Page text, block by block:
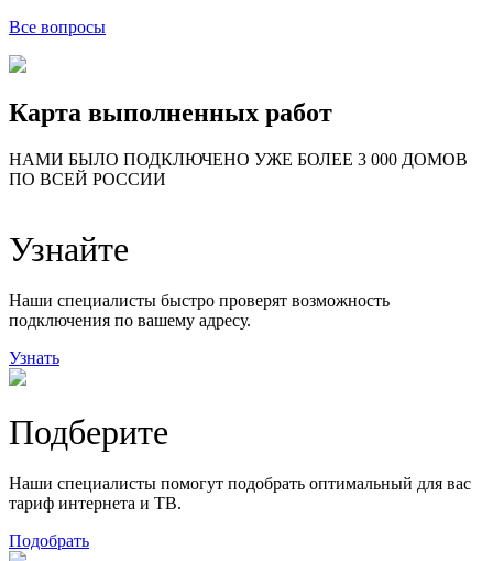
Все вопросы
Карта выполненных работ
НАМИ БЫЛО ПОДКЛЮЧЕНО УЖЕ БОЛЕЕ 3 000 ДОМОВ
ПО ВСЕЙ РОССИИ
57
29
99
48
Узнайте
Наши специалисты быстро проверят возможность
подключения по вашему адресу.
Узнать
Подберите
Наши специалисты помогут подобрать оптимальный для вас
тариф интернета и ТВ.
Подобрать